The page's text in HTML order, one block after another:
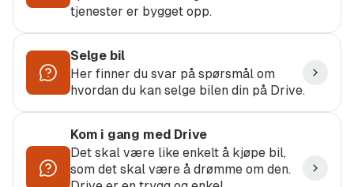
tjenester er bygget opp.
Selge bil
Her finner du svar på spørsmål om
hvordan du kan selge bilen din på Drive.
Kom i gang med Drive
Det skal være like enkelt å kjøpe bil,
som det skal være å drømme om den.